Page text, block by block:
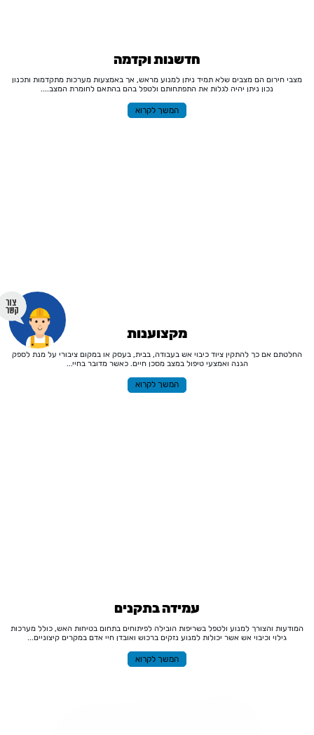
חדשנות וקדמה
מצבי חירום הם מצבים שלא תמיד ניתן למנוע מראש, אך באמצעות מערכות מתקדמות ותכנון
נכון ניתן יהיה לגלות את התפתחותם ולטפל בהם בהתאם לחומרת המצב....
המשך לקרוא
מקצוענות
החלטתם אם כך להתקין ציוד כיבוי אש בעבודה, בבית, בעסק או במקום ציבורי על מנת לספק
הגנה ואמצעי טיפול במצב מסכן חיים. כאשר מדובר בחיי...
המשך לקרוא
עמידה בתקנים
המודעות והצורך למנוע ולטפל בשריפות הובילה לפיתוחים בתחום בטיחות האש, כולל מערכות
גילוי וכיבוי אש אשר יכולות למנוע נזקים ברכוש ואובדן חיי אדם במקרים קיצוניים...
המשך לקרוא